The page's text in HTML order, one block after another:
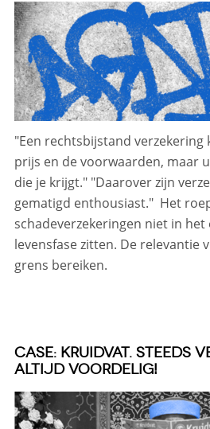
"Een rechtsbijstand verzekering
prijs en de voorwaarden, maar
die je krijgt." "Daarover zijn
gematigd enthousiast." Het
schadeverzekeringen niet in het
levensfase zitten. De relevantie
grens bereiken.
CASE: KRUIDVAT. STEEDS
ALTIJD VOORDELIG!